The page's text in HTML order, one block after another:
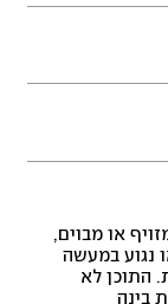
או מבוים,
נגוע במעשה
התוכן לא
בינה